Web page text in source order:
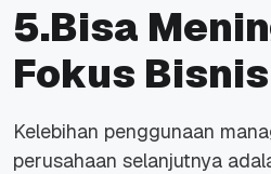
5.Bisa
Fokus Bisnis
Kelebihan penggunaan
perusahaan selanjutnya